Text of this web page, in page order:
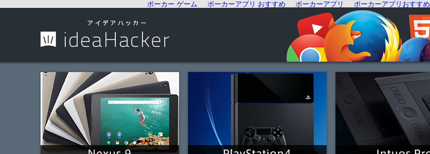
ポーカー ゲーム ポーカーアプリ おすすめ ポーカーアプリ ポーカーアプリおすすめ